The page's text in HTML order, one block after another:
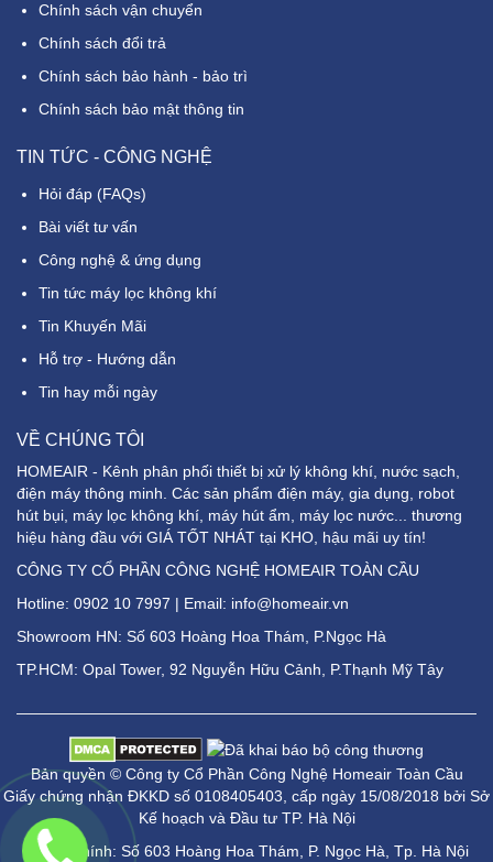
Chính sách vận chuyển
Chính sách đổi trả
Chính sách bảo hành - bảo trì
Chính sách bảo mật thông tin
TIN TỨC - CÔNG NGHỆ
Hỏi đáp (FAQs)
Bài viết tư vấn
Công nghệ & ứng dụng
Tin tức máy lọc không khí
Tin Khuyến Mãi
Hỗ trợ - Hướng dẫn
Tin hay mỗi ngày
VỀ CHÚNG TÔI
HOMEAIR - Kênh phân phối thiết bị xử lý không khí, nước sạch,
điện máy thông minh. Các sản phẩm điện máy, gia dụng, robot
hút bụi, máy lọc không khí, máy hút ẩm, máy lọc nước... thương
hiệu hàng đầu với GIÁ TỐT NHÁT tại KHO, hậu mãi uy tín!
CÔNG TY CỔ PHẦN CÔNG NGHỆ HOMEAIR TOÀN CẦU
Hotline: 0902 10 7997 | Email: info@homeair.vn
Showroom HN: Số 603 Hoàng Hoa Thám, P.Ngọc Hà
TP.HCM: Opal Tower, 92 Nguyễn Hữu Cảnh, P.Thạnh Mỹ Tây
Bản quyền © Công ty Cổ Phần Công Nghệ Homeair Toàn Cầu
Giấy chứng nhận ĐKKD số 0108405403, cấp ngày 15/08/2018 bởi Sở
Kế hoạch và Đầu tư TP. Hà Nội
Trụ sở chính: Số 603 Hoàng Hoa Thám, P. Ngọc Hà, Tp. Hà Nội